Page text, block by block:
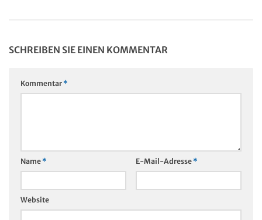
SCHREIBEN SIE EINEN KOMMENTAR
Kommentar *
Name * E-Mail-Adresse *
Website